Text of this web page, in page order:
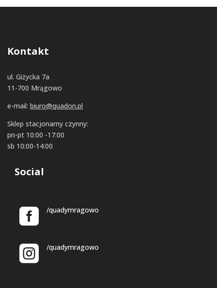
Kontakt
ul. Giżycka 7a
11-700 Mrągowo
e-mail: biuro@quadon.pl
Sklep stacjonarny czynny:
pn-pt 10:00 -17:00
sb 10:00-14:00
Social
/quadymragowo
/quadymragowo